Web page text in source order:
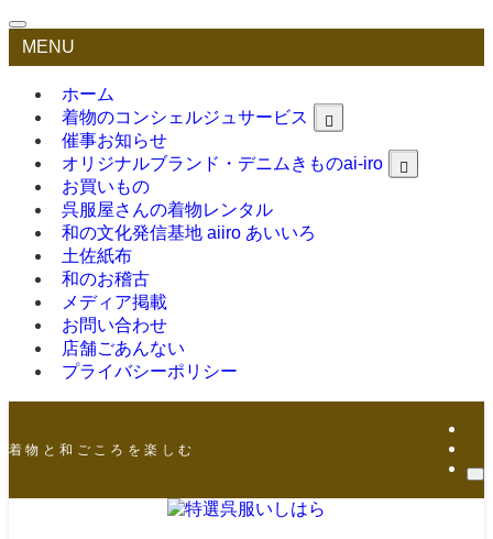
MENU
ホーム
着物のコンシェルジュサービス
催事お知らせ
オリジナルブランド・デニムきものai-iro
お買いもの
呉服屋さんの着物レンタル
和の文化発信基地 aiiro あいいろ
土佐紙布
和のお稽古
メディア掲載
お問い合わせ
店舗ごあんない
プライバシーポリシー
着 物 と 和 ご こ ろ を 楽 し む